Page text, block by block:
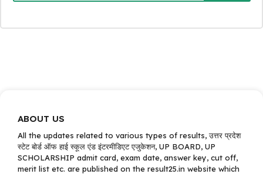
ABOUT US
All the updates related to various types of results, उत्तर प्रदेश
स्टेट बोर्ड ऑफ हाई स्कूल एंड इंटरमीडिएट एजुकेशन, UP BOARD, UP
SCHOLARSHIP admit card, exam date, answer key, cut off,
merit list etc. are published on the result25.in website which